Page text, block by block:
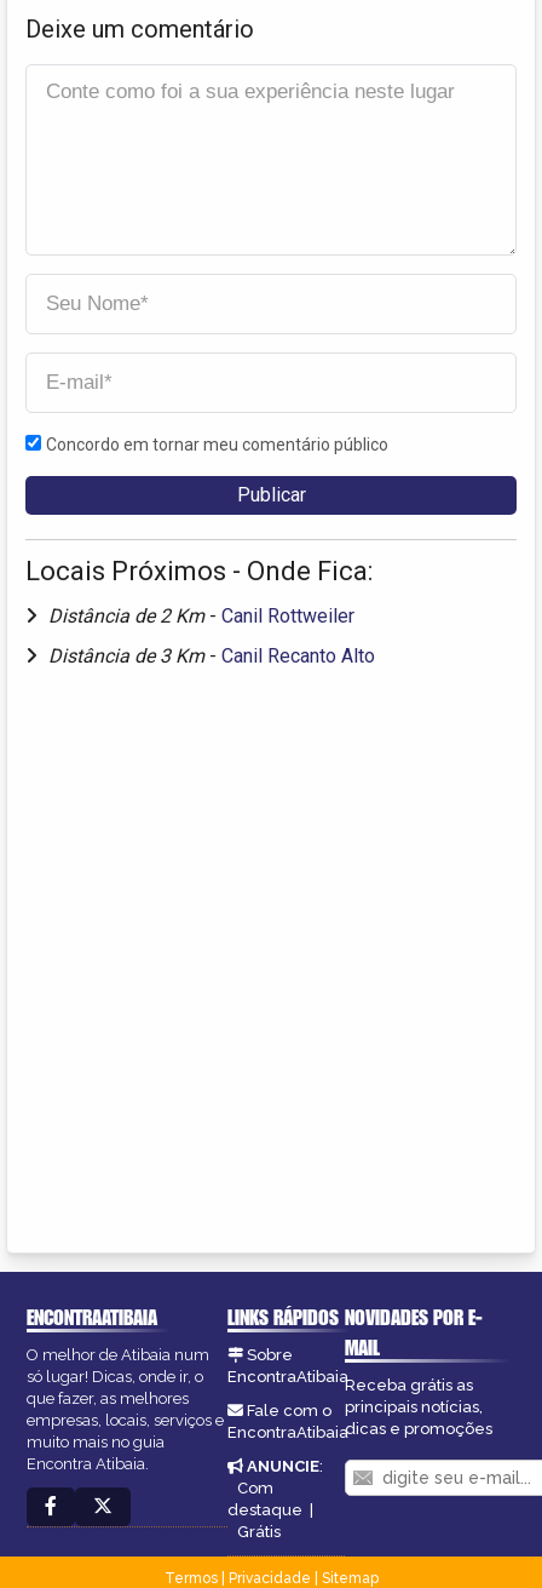
Deixe um comentário
Concordo em tornar meu comentário público
Locais Próximos - Onde Fica:
Distância de 2 Km - Canil Rottweiler
Distância de 3 Km - Canil Recanto Alto
ENCONTRAATIBAIA
O melhor de Atibaia num
só lugar! Dicas, onde ir, o
que fazer, as melhores
empresas, locais, serviços e
muito mais no guia
Encontra Atibaia.
LINKS RÁPIDOS
Sobre
EncontraAtibaia
Fale com o
EncontraAtibaia
ANUNCIE:
Com
destaque |
Grátis
NOVIDADES POR E-
MAIL
Receba grátis as
principais notícias,
dicas e promoções
Termos| Privacidade
Sitemap